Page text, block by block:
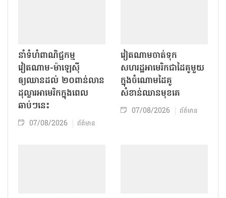
នាំទំហំពាណិជ្ជកម្ម
វៀតណាម-ម៉ាឡេស៊ី
ឲ្យឈានដល់ ២០ពាន់លាន
ដុល្លារអាមេរិកក្នុងពេល
ឆាប់ៗនេះ
07/08/2026 ព័ត៌មាន
វៀតណាមចាត់ទុក
សហរដ្ឋអាមេរិកជាដៃគូមួយ
ក្នុងចំណោមដៃគូ
សំខាន់ឈានមុខគេ
07/08/2026 ព័ត៌មាន